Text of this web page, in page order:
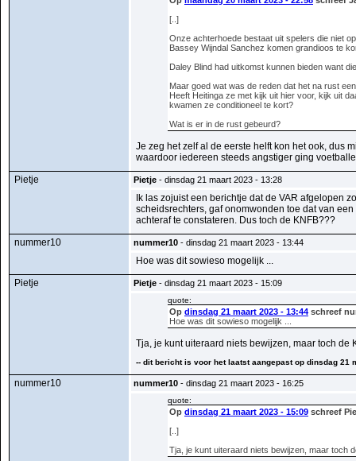
[..]
Onze achterhoede bestaat uit spelers die niet
Bassey Wijndal Sanchez komen grandioos te
Daley Blind had uitkomst kunnen bieden want
Maar goed wat was de reden dat het na rust
Heeft Heitinga ze met kijk uit hier voor, kijk uit
kwamen ze conditioneel te kort?
Wat is er in de rust gebeurd?
Je zeg het zelf al de eerste helft kon het ook, dus
waardoor iedereen steeds angstiger ging
Pietje
Pietje - dinsdag 21 maart 2023 - 13:28
Ik las zojuist een berichtje dat de VAR afgelopen
scheidsrechters, gaf onomwonden toe dat van
achteraf te constateren. Dus toch de KNFB???
nummer10
nummer10 - dinsdag 21 maart 2023 - 13:44
Hoe was dit sowieso mogelijk ...
Pietje
Pietje - dinsdag 21 maart 2023 - 15:09
quote:
Op dinsdag 21 maart 2023 - 13:44 schreef
Hoe was dit sowieso mogelijk ...
Tja, je kunt uiteraard niets bewijzen, maar toch de
-- dit bericht is voor het laatst aangepast op dinsdag 21
nummer10 nummer10 - dinsdag 21 maart 2023 - 16:25
quote:
Op dinsdag 21 maart 2023 - 15:09 schreef
[..]
Tja, je kunt uiteraard niets bewijzen, maar toch